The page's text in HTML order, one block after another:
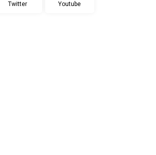
Twitter Youtube